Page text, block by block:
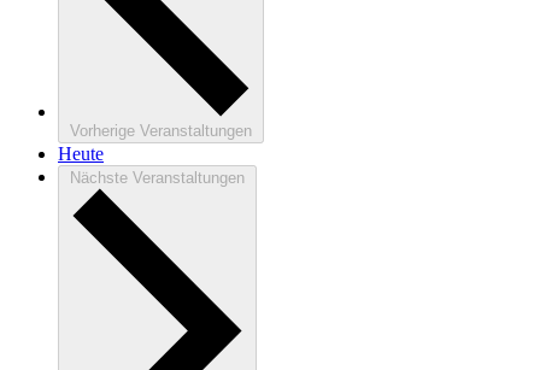
Vorherige Veranstaltungen
Heute
Nächste Veranstaltungen